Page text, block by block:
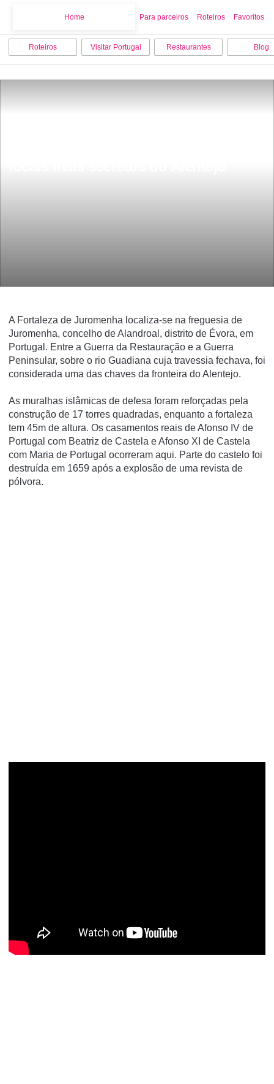
Home Para parceiros Roteiros Favoritos
Roteiros Visitar Portugal Restaurantes Blog
A Fortaleza de Juromenha localiza-se na freguesia de
Juromenha, concelho de Alandroal, distrito de Évora, em
Portugal. Entre a Guerra da Restauração e a Guerra
Peninsular, sobre o rio Guadiana cuja travessia fechava, foi
considerada uma das chaves da fronteira do Alentejo.
As muralhas islâmicas de defesa foram reforçadas pela
construção de 17 torres quadradas, enquanto a fortaleza
tem 45m de altura. Os casamentos reais de Afonso IV de
Portugal com Beatriz de Castela e Afonso XI de Castela
com Maria de Portugal ocorreram aqui. Parte do castelo foi
destruída em 1659 após a explosão de uma revista de
pólvora.